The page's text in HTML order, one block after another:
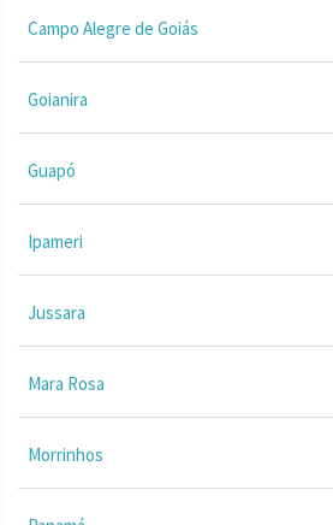
Campo Alegre de Goiás
Goianira
Guapó
Ipameri
Jussara
Mara Rosa
Morrinhos